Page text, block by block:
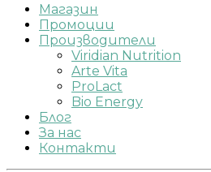
Магазин
Промоции
Производители
Viridian Nutrition
Arte Vita
ProLact
Bio Energy
Блог
За нас
Контакти